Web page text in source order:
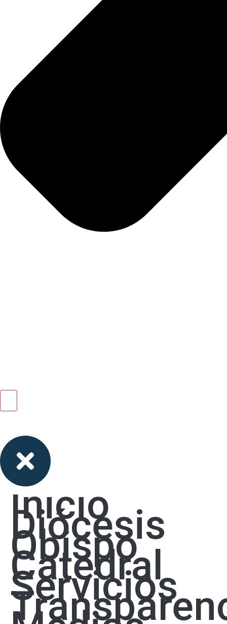
Inicio
Diócesis
Obispo
Catedral
Servicios